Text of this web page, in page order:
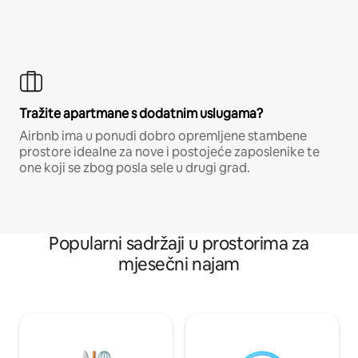
Tražite apartmane s dodatnim uslugama?
Airbnb ima u ponudi dobro opremljene stambene
prostore idealne za nove i postojeće zaposlenike te
one koji se zbog posla sele u drugi grad.
Popularni sadržaji u prostorima za
mjesečni najam